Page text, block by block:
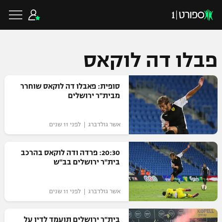
כדורגל ישראלי
ליגת העל
גביע הטוטו
ליגיונרים
גביע המדינה
כדורגל עולמי
ליגת האלופות
ליגה אירופית
ליגה אנגלית
כדורסל ישראלי
ליגת ווינר סל
ליגה לאומית
כדורסל עולמי
NBA
פבלו דה לוקאס
סופית: פאבלו דה לוקאס שוחרר
מבית"ר ירושלים
אשר גולדברג | לפני 11 שנים
20:30: פרדה ודה לוקאס בהרכב
בית"ר ירושלים בב"ש
אשר גולדברג | לפני 11 שנים
בית"ר ירושלים תועמד לדין על